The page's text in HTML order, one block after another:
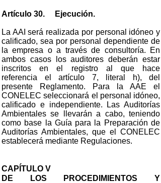
Artículo 30. Ejecución.
La AAI será realizada por personal idóneo y
calificado, sea por personal dependiente de
la empresa o a través de consultoría. En
ambos casos los auditores deberán estar
inscritos en el registro al que hace
referencia el artículo 7, literal h), del
presente Reglamento. Para la AAE el
CONELEC seleccionará el personal idóneo,
calificado e independiente. Las Auditorías
Ambientales se llevarán a cabo, teniendo
como base la Guía para la Preparación de
Auditorías Ambientales, que el CONELEC
establecerá mediante Regulaciones.
CAPÍTULO V
DE LOS PROCEDIMIENTOS Y